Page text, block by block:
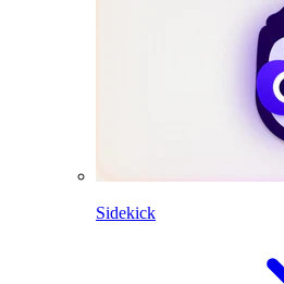
Sidekick